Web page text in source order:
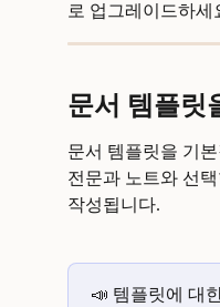
로 업그레이드하세
문서 템플릿
문서 템플릿을 기
전문과 노트와 선
작성됩니다.
📣 템플릿에 대